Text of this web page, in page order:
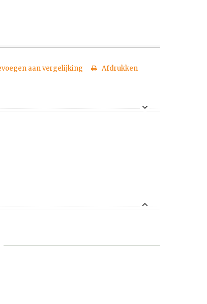
aan vergelijking Afdrukken